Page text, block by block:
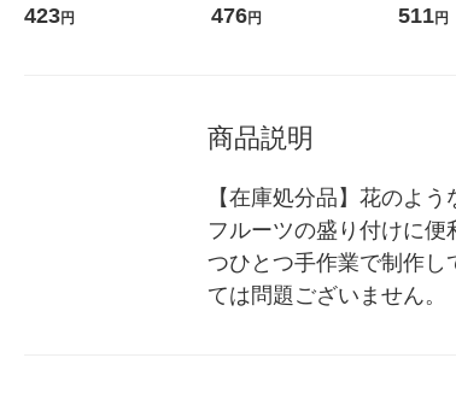
E/ラコレ
423円
ン 冷蔵庫 収納 ケース 引き
476円
タオル
511円
商品説明
【在庫処分品】花のよ
フルーツの盛り付けに
つひとつ手作業で制作し
ては問題ございません。